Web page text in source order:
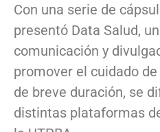
Con una serie de
presentó Data Salud,
comunicación y
promover el cuidado
de breve duración, se
distintas plataformas